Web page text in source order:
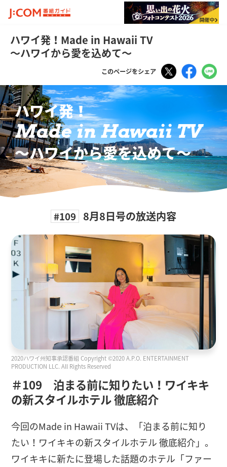
ハワイ発！Made in Hawaii TV
～ハワイから愛を込めて～
このページをシェア Tweet
ハワイ発！
Made in Hawaii TV
〜ハワイから愛を込めて〜
#109 8月8日号の放送内容
2020ハワイ州知事承認番組 Copyright ©2020 A.P.O. ENTERTAINMENT
PRODUCTION LLC. All Rights Reserved
＃109 泊まる前に知りたい！ワイキキ
の新スタイルホテル 徹底紹介
今回のMade in Hawaii TVは、「泊まる前に知り
たい！ワイキキの新スタイルホテル 徹底紹介」。
ワイキキに新たに登場した話題のホテル「ファー